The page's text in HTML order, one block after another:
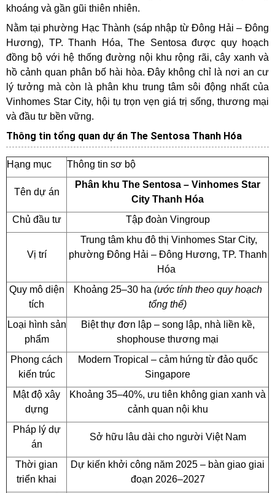
khoáng và gần gũi thiên nhiên.
Nằm tại phường Hạc Thành (sáp nhập từ Đông Hải – Đông
Hương), TP. Thanh Hóa, The Sentosa được quy hoạch
đồng bộ với hệ thống đường nội khu rộng rãi, cây xanh và
hồ cảnh quan phân bố hài hòa. Đây không chỉ là nơi an cư
lý tưởng mà còn là phân khu trung tâm sôi động nhất của
Vinhomes Star City, hội tụ trọn vẹn giá trị sống, thương mại
và đầu tư bền vững.
Thông tin tổng quan dự án The Sentosa Thanh Hóa
Hạng mục Thông tin sơ bộ
Tên dự án
Phân khu The Sentosa – Vinhomes Star
City Thanh Hóa
Chủ đầu tư
Tập đoàn Vingroup
Vị trí
Trung tâm khu đô thị Vinhomes Star City,
phường Đông Hải – Đông Hương, TP. Thanh
Hóa
Quy mô diện
tích
Khoảng 25–30 ha (ước tính theo quy hoạch
tổng thể)
Loại hình sản
phẩm
Biệt thự đơn lập – song lập, nhà liền kề,
shophouse thương mại
Phong cách
kiến trúc
Modern Tropical – cảm hứng từ đảo quốc
Singapore
Mật độ xây
dựng
Khoảng 35–40%, ưu tiên không gian xanh và
cảnh quan nội khu
Pháp lý dự
án
Sở hữu lâu dài cho người Việt Nam
Thời gian
triển khai
Dự kiến khởi công năm 2025 – bàn giao giai
đoạn 2026–2027